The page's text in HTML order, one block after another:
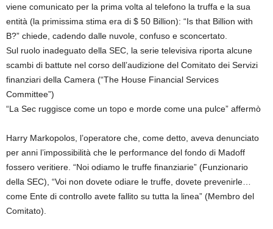
viene comunicato per la prima volta al telefono la truffa e la sua
entità (la primissima stima era di $ 50 Billion): “Is that Billion with
B?” chiede, cadendo dalle nuvole, confuso e sconcertato.
Sul ruolo inadeguato della SEC, la serie televisiva riporta alcune
scambi di battute nel corso dell’audizione del Comitato dei Servizi
finanziari della Camera (“The House Financial Services
Committee”)
“La Sec ruggisce come un topo e morde come una pulce” affermò
Harry Markopolos, l’operatore che, come detto, aveva denunciato
per anni l’impossibilità che le performance del fondo di Madoff
fossero veritiere. “Noi odiamo le truffe finanziarie” (Funzionario
della SEC), “Voi non dovete odiare le truffe, dovete prevenirle…
come Ente di controllo avete fallito su tutta la linea” (Membro del
Comitato).